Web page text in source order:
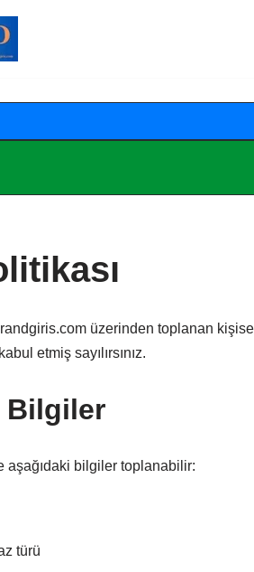
üzerinden toplanan kişisel
etmiş sayılırsınız.
Bilgiler
aşağıdaki bilgiler toplanabilir:
türü